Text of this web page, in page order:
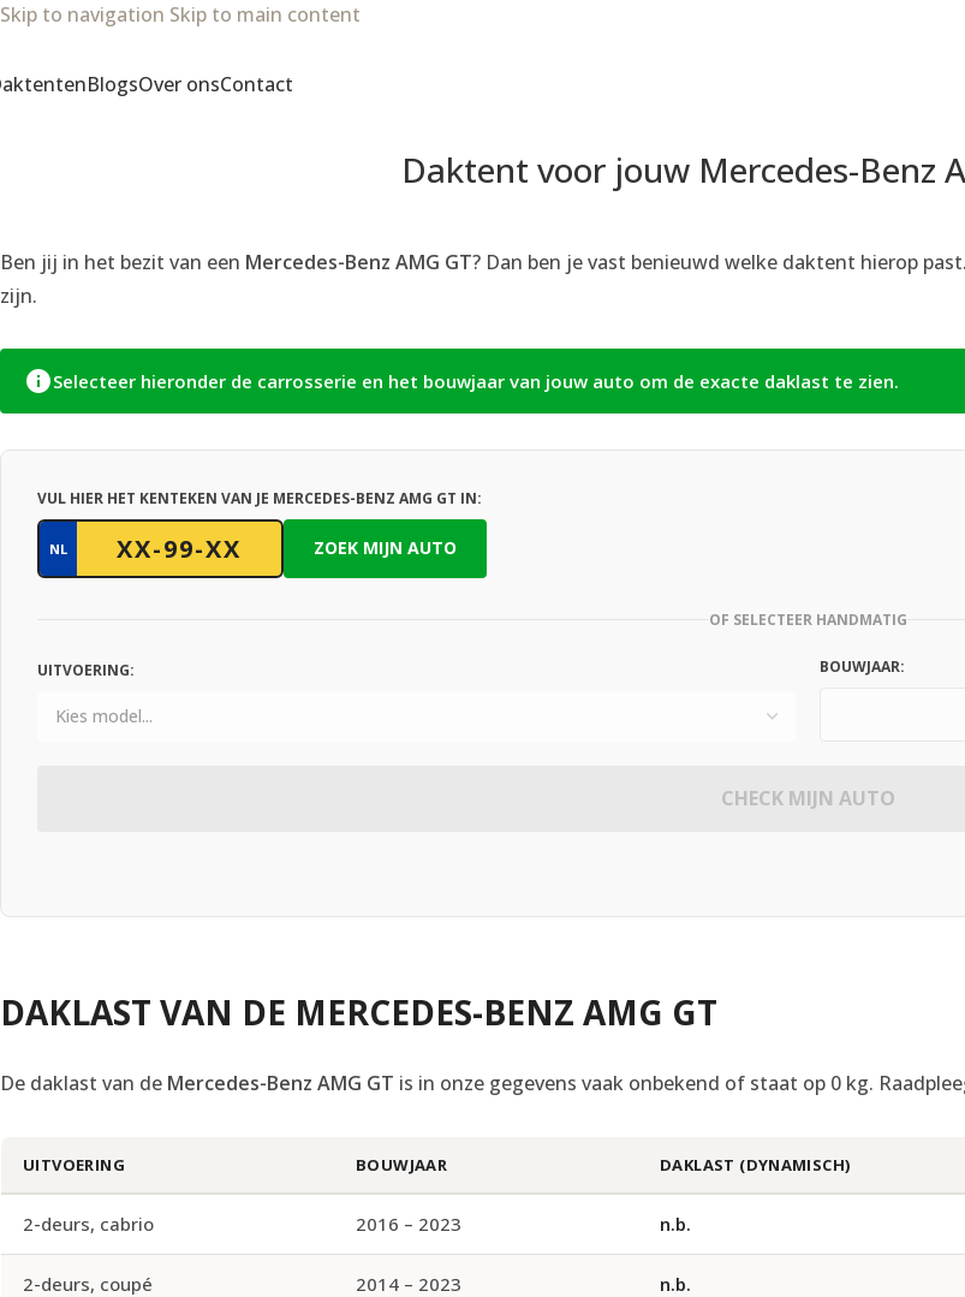
Skip to navigation Skip to main content
BlogsOver onsContact
Daktent voor jouw Mercedes-Benz
Ben jij in het bezit van een Mercedes-Benz AMG GT? Dan ben je vast benieuwd welke daktent hierop
zijn.
Selecteer hieronder de carrosserie en het bouwjaar van jouw auto om de exacte daklast te zien.
VUL HIER HET KENTEKEN VAN JE MERCEDES-BENZ AMG GT IN:
NL ZOEK MIJN AUTO
OF SELECTEER HANDMATIG
UITVOERING: BOUWJAAR:
CHECK MIJN AUTO
DAKLAST VAN DE MERCEDES-BENZ AMG GT
De daklast van de Mercedes-Benz AMG GT is in onze gegevens vaak onbekend of staat op 0 kg.
UITVOERING BOUWJAAR DAKLAST (DYNAMISCH)
2-deurs, cabrio 2016 – 2023 n.b.
2-deurs, coupé 2014 – 2023 n.b.